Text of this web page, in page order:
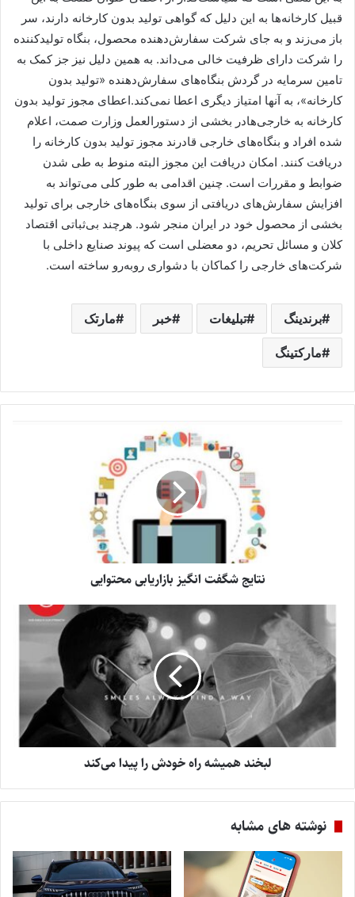
قبیل کارخانه‌ها به این دلیل که گواهی تولید بدون کارخانه دارند، سر
باز می‌زند و به جای شرکت سفارش‌دهنده محصول، بنگاه‌ تولیدکننده
را شرکت دارای ظرفیت خالی می‌داند. به همین دلیل نیز جز کمک به
تامین سرمایه در گردش بنگاه‌های سفارش‌دهنده «تولید بدون
کارخانه»، به آنها امتیاز دیگری اعطا نمی‌کند.اعطای مجوز تولید بدون
کارخانه به خارجی‌هادر بخشی از دستورالعمل وزارت صمت، اعلام
شده افراد و بنگاه‌های خارجی قادرند مجوز تولید بدون کارخانه را
دریافت کنند. امکان دریافت این مجوز البته منوط به طی شدن
ضوابط و مقررات است. چنین اقدامی به طور کلی می‌تواند به
افزایش سفارش‌های دریافتی از سوی بنگاه‌های خارجی برای تولید
بخشی از محصول خود در ایران منجر شود. هرچند بی‌ثباتی اقتصاد
کلان و مسائل تحریم، دو معضلی است که پیوند صنایع داخلی با
شرکت‌های خارجی را کماکان با دشواری روبه‌رو ساخته است.
برندینگ تبلیغات خبر مارتک
مارکتینگ
نتایج شگفت انگیز بازاریابی محتوایی
لبخند همیشه راه خودش را پیدا می‌کند
نوشته های مشابه